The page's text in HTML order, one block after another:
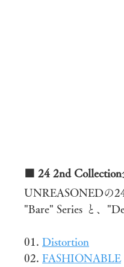
■ 24 2nd
UNREASONEDの
"Bare" Series と、
01. Distortion
02. FASHIONABLE